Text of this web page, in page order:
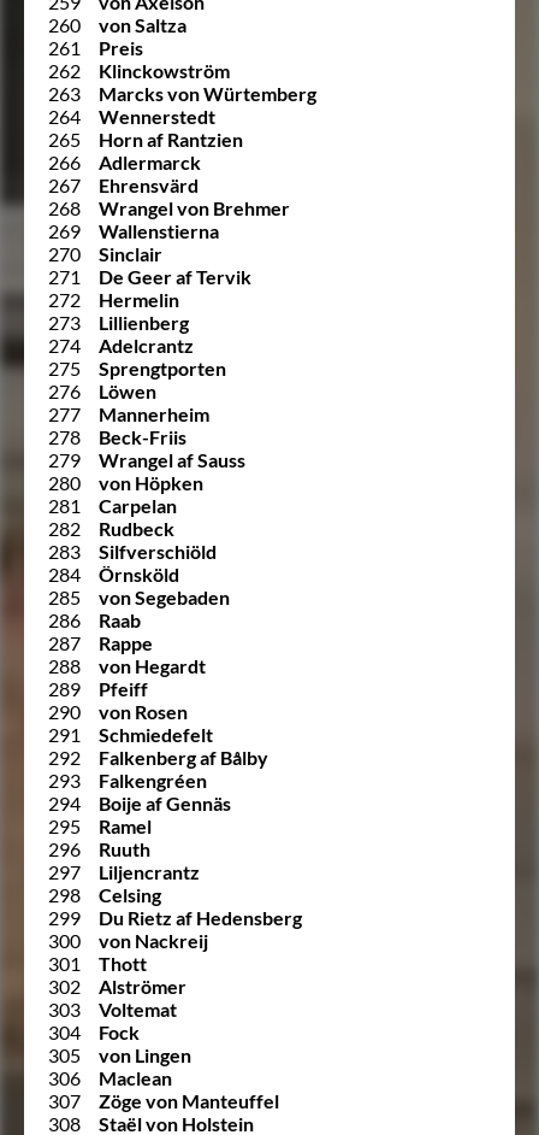
260
von Saltza
261
Preis
262
Klinckowström
263
Marcks von Würtemberg
264
Wennerstedt
265
Horn af Rantzien
266
Adlermarck
267
Ehrensvärd
268
Wrangel von Brehmer
269
Wallenstierna
270
Sinclair
271
De Geer af Tervik
272
Hermelin
273
Lillienberg
274
Adelcrantz
275
Sprengtporten
276
Löwen
277
Mannerheim
278
Beck-Friis
279
Wrangel af Sauss
280
von Höpken
281
Carpelan
282
Rudbeck
283
Silfverschiöld
284
Örnsköld
285
von Segebaden
286
Raab
287
Rappe
288
von Hegardt
289
Pfeiff
290
von Rosen
291
Schmiedefelt
292
Falkenberg af Bålby
293
Falkengréen
294
Boije af Gennäs
295
Ramel
296
Ruuth
297
Liljencrantz
298
Celsing
299
Du Rietz af Hedensberg
300
von Nackreij
301
Thott
302
Alströmer
303
Voltemat
304
Fock
305
von Lingen
306
Maclean
307
Zöge von Manteuffel
308
Staël von Holstein